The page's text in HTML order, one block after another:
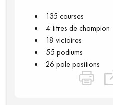
135 courses
4 titres de champion
18 victoires
55 podiums
26 pole positions